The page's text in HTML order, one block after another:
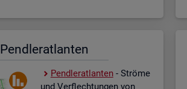
Pend­ler­at­lan­ten
Pend­ler­at­lan­ten- Strö­me
und Ver­flech­tun­gen von